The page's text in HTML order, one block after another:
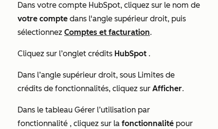
Dans votre compte HubSpot, cliquez sur le nom de
votre compte dans l'angle supérieur droit, puis
sélectionnez Comptes et facturation.
Cliquez sur l’onglet crédits HubSpot .
Dans l’angle supérieur droit, sous Limites de
crédits de fonctionnalités, cliquez sur Afficher.
Dans le tableau Gérer l’utilisation par
fonctionnalité , cliquez sur la fonctionnalité pour